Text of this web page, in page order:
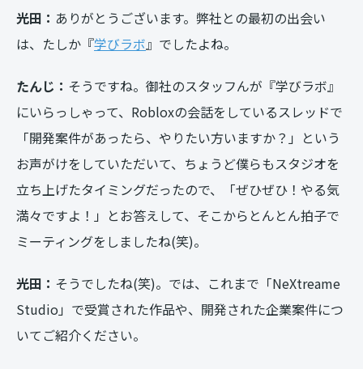
光田： ありがとうございます。弊社との最初の出会い
は、たしか『学びラボ』でしたよね。
たんじ： そうですね。御社のスタッフんが『学びラボ』
にいらっしゃって、Robloxの会話をしているスレッドで
「開発案件があったら、やりたい方いますか？」という
お声がけをしていただいて、ちょうど僕らもスタジオを
立ち上げたタイミングだったので、「ぜひぜひ！やる気
満々ですよ！」とお答えして、そこからとんとん拍子で
ミーティングをしましたね(笑)。
光田： そうでしたね(笑)。では、これまで「NeXtreame
Studio」で受賞された作品や、開発された企業案件につ
いてご紹介ください。